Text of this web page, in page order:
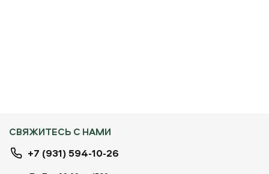
СВЯЖИТЕСЬ С НАМИ
+7 (931) 594-10-26